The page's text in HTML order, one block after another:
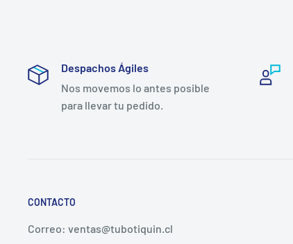
Despachos Ágiles
Nos movemos lo antes posible
para llevar tu pedido.
CONTACTO
Correo: ventas@tubotiquin.cl